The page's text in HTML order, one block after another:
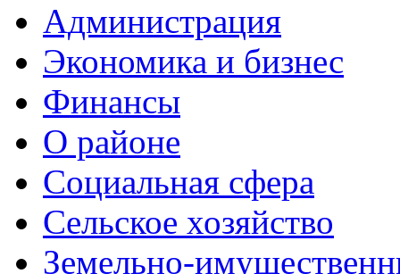
Администрация
Экономика и бизнес
Финансы
О районе
Социальная сфера
Сельское хозяйство
Земельно-